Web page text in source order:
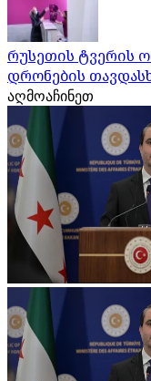
რუსეთის ტვერის
დრონების
აღმოაჩინეთ